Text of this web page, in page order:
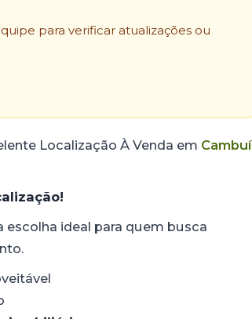
para verificar atualizações ou
Localização À Venda em Cambuí
escolha ideal para quem busca